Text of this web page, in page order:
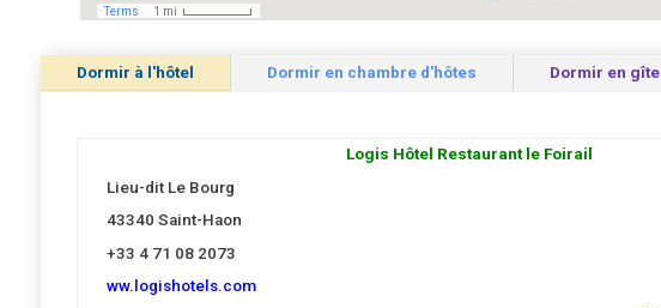
Dormir à l'hôtel Dormir en chambre d'hôtes Dormir en gîte
Logis Hôtel Restaurant le Foirail
Lieu-dit Le Bourg
43340 Saint-Haon
+33 4 71 08 2073
ww.logishotels.com